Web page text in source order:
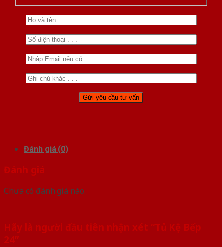
Đánh giá (0)
Đánh giá
Chưa có đánh giá nào.
Hãy là người đầu tiên nhận xét “Tủ Kệ Bếp
24”